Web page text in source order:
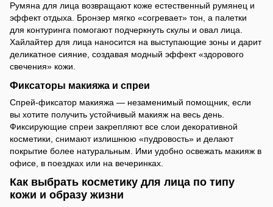
Румяна для лица возвращают коже естественный румянец и
эффект отдыха. Бронзер мягко «согревает» тон, а палетки
для контуринга помогают подчеркнуть скулы и овал лица.
Хайлайтер для лица наносится на выступающие зоны и дарит
деликатное сияние, создавая модный эффект «здорового
свечения» кожи.
Фиксаторы макияжа и спреи
Спрей-фиксатор макияжа — незаменимый помощник, если
вы хотите получить устойчивый макияж на весь день.
Фиксирующие спреи закрепляют все слои декоративной
косметики, снимают излишнюю «пудровость» и делают
покрытие более натуральным. Ими удобно освежать макияж в
офисе, в поездках или на вечеринках.
Как выбрать косметику для лица по типу
кожи и образу жизни